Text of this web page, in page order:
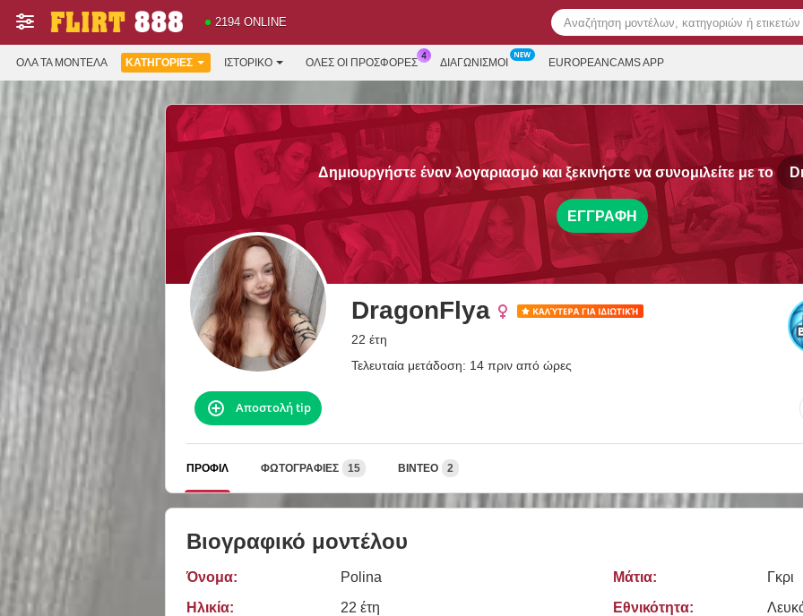
2194 ONLINE
ΌΛΑ ΤΑ ΜΟΝΤΈΛΑ ΚΑΤΗΓΟΡΊΕΣ ΙΣΤΟΡΙΚΌ ΟΛΕΣ ΟΙ ΠΡΟΣΦΟΡΕΣ ΔΙΑΓΩΝΙΣΜΟΊ EUROPEANCAMS APP
Δημιουργήστε έναν λογαριασμό και ξεκινήστε να συνομιλείτε με το
ΕΓΓΡΑΦΉ
DragonFlya
22 έτη
Τελευταία μετάδοση: 14 πριν από ώρες
Αποστολή tip
ΠΡΟΦΊΛ ΦΩΤΟΓΡΑΦΊΕΣ 15 ΒΊΝΤΕΟ 2
Βιογραφικό μοντέλου
Όνομα:
Polina
Ηλικία:
22 έτη
Μάτια:
Γκρι
Εθνικότητα: